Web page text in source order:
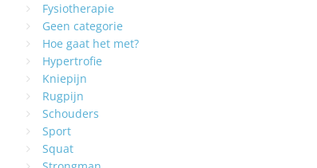
Fysiotherapie
Geen categorie
Hoe gaat het met?
Hypertrofie
Kniepijn
Rugpijn
Schouders
Sport
Squat